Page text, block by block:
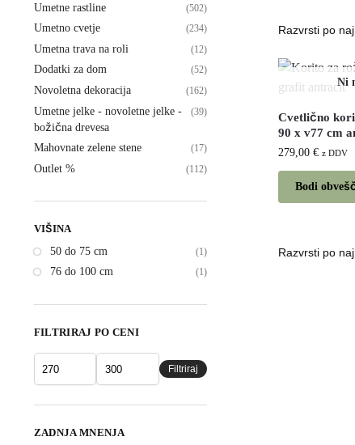
Cvetlično
90 x v77 cm
279,00€ z DDV
Bodi
Umetne rastline (502)
Umetno cvetje (234)
Umetna trava na roli (12)
Dodatki za dom (52)
Novoletna dekoracija (162)
Umetne jelke - novoletne jelke -
božična drevesa
(39)
Mahovnate zelene stene (17)
Outlet % (112)
VIŠINA
50 do 75 cm
(1)
76 do 100 cm (1)
FILTRIRAJ PO CENI
Filtriraj
ZADNJA MNENJA